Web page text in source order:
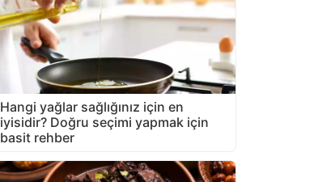
Hangi yağlar sağlığınız için en
iyisidir? Doğru seçimi yapmak için
basit rehber